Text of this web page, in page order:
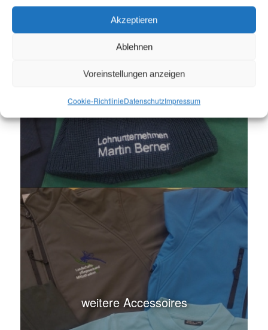
Akzeptieren
Ablehnen
Voreinstellungen anzeigen
Cookie-RichtlinieDatenschutzImpressum
Arbeitskleidung
weitere Accessoires